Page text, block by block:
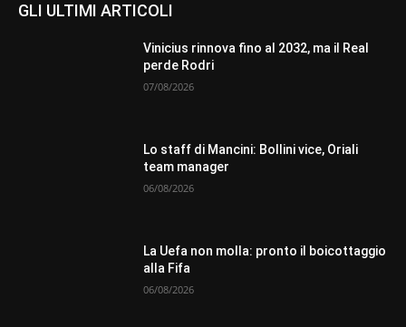
GLI ULTIMI ARTICOLI
Vinicius rinnova fino al 2032, ma il Real
perde Rodri
07/08/2026
Lo staff di Mancini: Bollini vice, Oriali
team manager
06/08/2026
La Uefa non molla: pronto il boicottaggio
alla Fifa
06/08/2026